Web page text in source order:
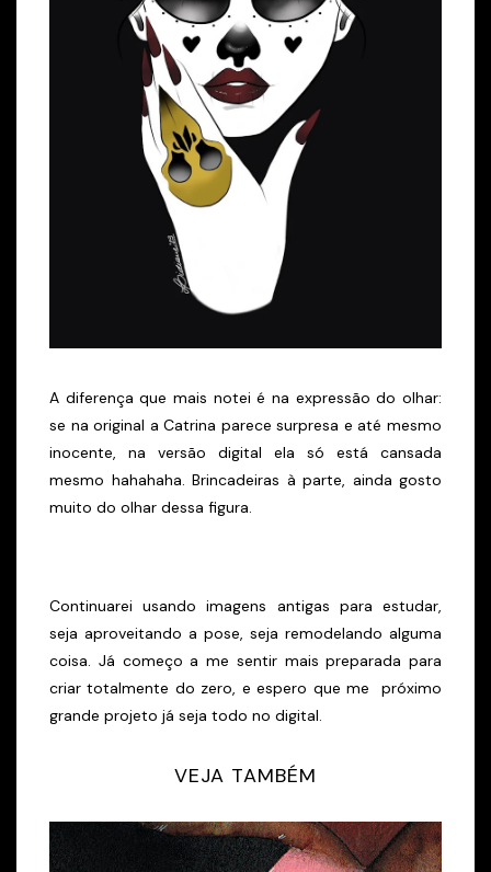
A diferença que mais notei é na expressão do olhar:
se na original a Catrina parece surpresa e até mesmo
inocente, na versão digital ela só está cansada
mesmo hahahaha. Brincadeiras à parte, ainda gosto
muito do olhar dessa figura.
Continuarei usando imagens antigas para estudar,
seja aproveitando a pose, seja remodelando alguma
coisa. Já começo a me sentir mais preparada para
criar totalmente do zero, e espero que me próximo
grande projeto já seja todo no digital.
VEJA TAMBÉM